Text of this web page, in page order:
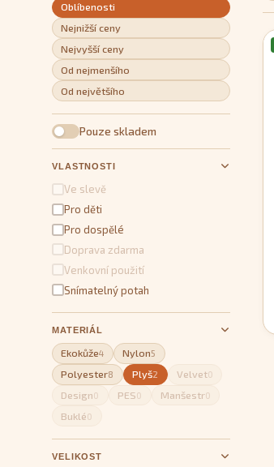
Oblíbenosti
Nejnižší ceny
Nejvyšší ceny
Od nejmenšího
Od největšího
Pouze skladem
VLASTNOSTI
Ve slevě
Pro děti
Pro dospělé
Doprava zdarma
Venkovní použití
Snímatelný potah
MATERIÁL
Ekokůže4 Nylon5
Polyester8 Plyš2 Velvet0
Design0 PES0 Manšestr0
Buklé0
VELIKOST